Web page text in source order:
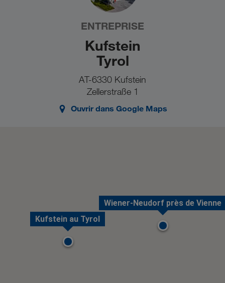
ENTREPRISE
Kufstein
Tyrol
AT-6330 Kufstein
Zellerstraße 1
Ouvrir dans Google Maps
Wiener-Neudorf près de Vienne
Kufstein au Tyrol